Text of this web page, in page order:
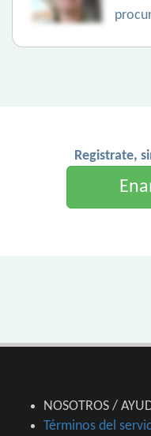
Registrate,
NOSOTROS /
Términos del